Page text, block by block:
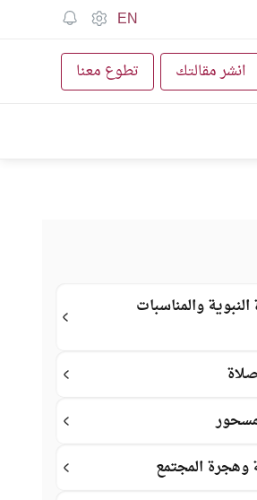
EN
انشر مقالتك تطوع معنا
والمناسبات
وهجرة المجتمع